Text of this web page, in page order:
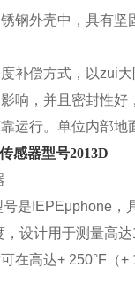
钢外壳中，具有坚
补偿方式，以zui
响，并且密封性好
运行。单位内部地
感器型号2013D
是IEPEμphone，
，设计用于测量高
在高达+ 250°F（+